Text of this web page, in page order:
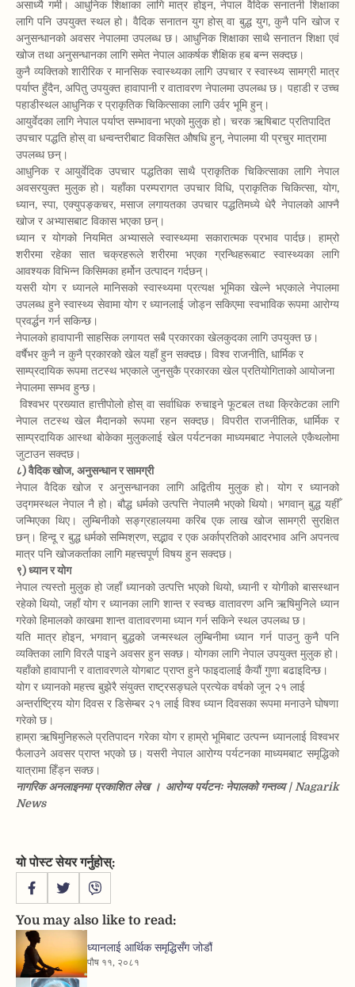
असाध्यै गर्मी। आधुनिक शिक्षाका लागि मात्र होइन, नेपाल वैदिक सनातनी शिक्षाका
लागि पनि उपयुक्त स्थल हो। वैदिक सनातन युग होस् वा बुद्ध युग, कुनै पनि खोज र
अनुसन्धानको अवसर नेपालमा उपलब्ध छ। आधुनिक शिक्षाका साथै सनातन शिक्षा एवं
खोज तथा अनुसन्धानका लागि समेत नेपाल आकर्षक शैक्षिक हब बन्न सक्दछ।
कुनै व्यक्तिको शारीरिक र मानसिक स्वास्थ्यका लागि उपचार र स्वास्थ्य सामग्री मात्र
पर्याप्त हुँदैन, अपितु उपयुक्त हावापानी र वातावरण नेपालमा उपलब्ध छ। पहाडी र उच्च
पहाडीस्थल आधुनिक र प्राकृतिक चिकित्साका लागि उर्वर भूमि हुन्।
आयुर्वेदका लागि नेपाल पर्याप्त सम्भावना भएको मुलुक हो। चरक ऋषिबाट प्रतिपादित
उपचार पद्धति होस् वा धन्वन्तरीबाट विकसित औषधि हुन्, नेपालमा यी प्रचुर मात्रामा
उपलब्ध छन्।
आधुनिक र आयुर्वेदिक उपचार पद्धतिका साथै प्राकृतिक चिकित्साका लागि नेपाल
अवसरयुक्त मुलुक हो। यहाँका परम्परागत उपचार विधि, प्राकृतिक चिकित्सा, योग,
ध्यान, स्पा, एक्युपङ्कचर, मसाज लगायतका उपचार पद्धतिमध्ये धेरै नेपालको आफ्नै
खोज र अभ्यासबाट विकास भएका छन्।
ध्यान र योगको नियमित अभ्यासले स्वास्थ्यमा सकारात्मक प्रभाव पार्दछ। हाम्रो
शरीरमा रहेका सात चक्रहरूले शरीरमा भएका ग्रन्थिहरूबाट स्वास्थ्यका लागि
आवश्यक विभिन्न किसिमका हर्मोन उत्पादन गर्दछन्।
यसरी योग र ध्यानले मानिसको स्वास्थ्यमा प्रत्यक्ष भूमिका खेल्ने भएकाले नेपालमा
उपलब्ध हुने स्वास्थ्य सेवामा योग र ध्यानलाई जोड्न सकिएमा स्वभाविक रूपमा आरोग्य
प्रवर्द्धन गर्न सकिन्छ।
नेपालको हावापानी साहसिक लगायत सबै प्रकारका खेलकुदका लागि उपयुक्त छ।
वर्षैभर कुनै न कुनै प्रकारको खेल यहाँ हुन सक्दछ। विश्व राजनीति, धार्मिक र
साम्प्रदायिक रूपमा तटस्थ भएकाले जुनसुकै प्रकारका खेल प्रतियोगिताको आयोजना
नेपालमा सम्भव हुन्छ।
विश्वभर प्रख्यात हात्तीपोलो होस् वा सर्वाधिक रुचाइने फूटबल तथा क्रिकेटका लागि
नेपाल तटस्थ खेल मैदानको रूपमा रहन सक्दछ। विपरीत राजनीतिक, धार्मिक र
साम्प्रदायिक आस्था बोकेका मुलुकलाई खेल पर्यटनका माध्यमबाट नेपालले एकैथलोमा
जुटाउन सक्दछ।
८) वैदिक खोज, अनुसन्धान र सामग्री
नेपाल वैदिक खोज र अनुसन्धानका लागि अद्वितीय मुलुक हो। योग र ध्यानको
उद्गमस्थल नेपाल नै हो। बौद्ध धर्मको उत्पत्ति नेपालमै भएको थियो। भगवान् बुद्ध यहीँ
जन्मिएका थिए। लुम्बिनीको सङ्ग्रहालयमा करिब एक लाख खोज सामग्री सुरक्षित
छन्। हिन्दू र बुद्ध धर्मको सम्मिश्रण, सद्भाव र एक अर्काप्रतिको आदरभाव अनि अपनत्व
मात्र पनि खोजकर्ताका लागि महत्त्वपूर्ण विषय हुन सक्दछ।
९) ध्यान र योग
नेपाल त्यस्तो मुलुक हो जहाँ ध्यानको उत्पत्ति भएको थियो, ध्यानी र योगीको बासस्थान
रहेको थियो, जहाँ योग र ध्यानका लागि शान्त र स्वच्छ वातावरण अनि ऋषिमुनिले ध्यान
गरेको हिमालको काखमा शान्त वातावरणमा ध्यान गर्न सकिने स्थल उपलब्ध छ।
यति मात्र होइन, भगवान् बुद्धको जन्मस्थल लुम्बिनीमा ध्यान गर्न पाउनु कुनै पनि
व्यक्तिका लागि विरलै पाइने अवसर हुन सक्छ। योगका लागि नेपाल उपयुक्त मुलुक हो।
यहाँको हावापानी र वातावरणले योगबाट प्राप्त हुने फाइदालाई कैयौं गुणा बढाइदिन्छ।
योग र ध्यानको महत्त्व बुझेरै संयुक्त राष्ट्रसङ्घले प्रत्येक वर्षको जून २१ लाई
अन्तर्राष्ट्रिय योग दिवस र डिसेम्बर २१ लाई विश्व ध्यान दिवसका रूपमा मनाउने घोषणा
गरेको छ।
हाम्रा ऋषिमुनिहरूले प्रतिपादन गरेका योग र हाम्रो भूमिबाट उत्पन्न ध्यानलाई विश्वभर
फैलाउने अवसर प्राप्त भएको छ। यसरी नेपाल आरोग्य पर्यटनका माध्यमबाट समृद्धिको
यात्रामा हिँड्न सक्छ।
नागरिक अनलाइनमा प्रकाशित लेख । आरोग्य पर्यटनः नेपालको गन्तव्य | Nagarik
News
यो पोस्ट सेयर गर्नुहोस्:
You may also like to read:
ध्यानलाई आर्थिक समृद्धिसँग जोडौं
पौष ११, २०८१